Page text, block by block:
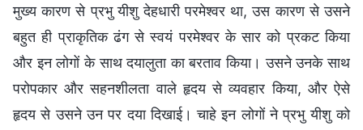
मुख्य कारण से प्रभु यीशु देहधारी परमेश्वर था, उस कारण से उसने
बहुत ही प्राकृतिक ढंग से स्वयं परमेश्वर के सार को प्रकट किया
और इन लोगों के साथ दयालुता का बरताव किया। उसने उनके साथ
परोपकार और सहनशीलता वाले हृदय से व्यवहार किया, और ऐसे
हृदय से उसने उन पर दया दिखाई। चाहे इन लोगों ने प्रभु यीशु को